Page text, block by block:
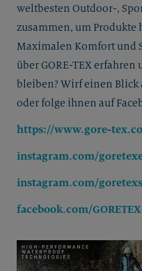
weltbesten Outdoor-,
zusammen, um
Maximalen Komfort und
über GORE-TEX
bleiben? Wirf einen Blick
oder folge ihnen auf
https://www.gore-
instagram.com/
instagram.com/
facebook.com/